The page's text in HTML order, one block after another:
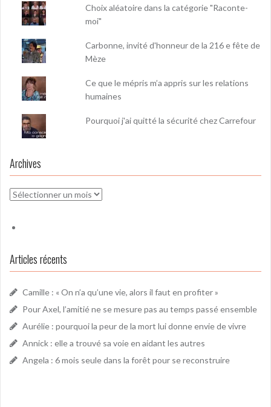
Choix aléatoire dans la catégorie "Raconte-
moi"
Carbonne, invité d'honneur de la 216 e fête de
Mèze
Ce que le mépris m’a appris sur les relations
humaines
Pourquoi j'ai quitté la sécurité chez Carrefour
Archives
Archives
Articles récents
Camille : « On n’a qu’une vie, alors il faut en profiter »
Pour Axel, l’amitié ne se mesure pas au temps passé ensemble
Aurélie : pourquoi la peur de la mort lui donne envie de vivre
Annick : elle a trouvé sa voie en aidant les autres
Angela : 6 mois seule dans la forêt pour se reconstruire